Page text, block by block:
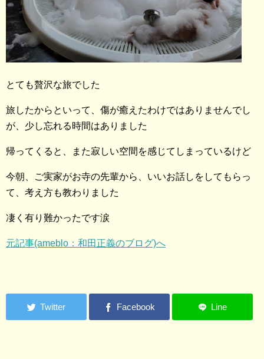
とても贅沢な旅でした
旅したからといって、傷が癒えたわけではありませんでし
が、少し忘れる時間はありました
帰ってくると、また寂しい空間を感じてしまっているけど
今朝、ご実家がお寺の先輩から、いいお話しをしてもらっ
て、考え方も教わりました
凄く有り難かったです涙
元記事(ameblo：和田正義のブログ)へ